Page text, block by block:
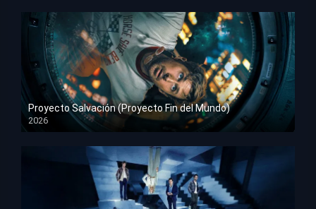
Proyecto Salvación (Proyecto Fin del Mundo)
2026
HD 1080p